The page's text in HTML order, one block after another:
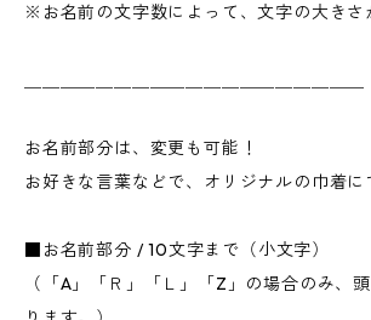
※お名前の文字数によって、文字の大きさ
お名前部分は、変更も可能！
お好きな言葉などで、オリジナルの巾着
■お名前部分 / 10文字まで（小文字）
（「A」「Ｒ」「Ｌ」「Z」の場合のみ、